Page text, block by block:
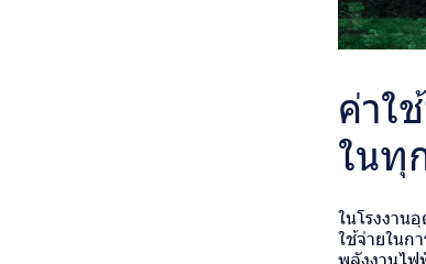
ค่าใ
ในทุ
ในโรงงาน
ใช้จ่ายในก
พลังงานไฟ